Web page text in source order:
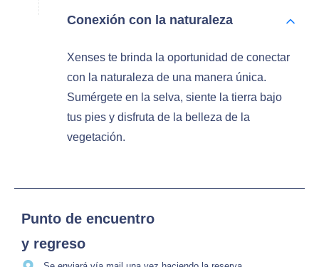
Conexión con la naturaleza
Xenses te brinda la oportunidad de conectar
con la naturaleza de una manera única.
Sumérgete en la selva, siente la tierra bajo
tus pies y disfruta de la belleza de la
vegetación.
Punto de encuentro
y regreso